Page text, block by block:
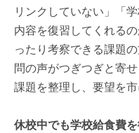
リンクしていない」「
内容を復習してくれる
ったり考察できる課題
問の声がつぎつぎと寄
課題を整理し、要望を市
休校中でも学校給食費を